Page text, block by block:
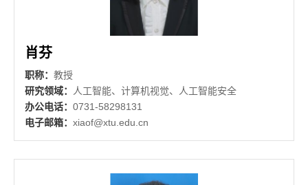
肖芬
职称： 教授
研究领域： 人工智能、计算机视觉、人工智能安全
办公电话： 0731-58298131
电子邮箱： xiaof@xtu.edu.cn